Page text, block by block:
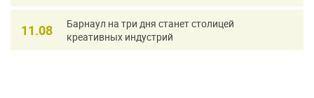
11.08
Барнаул на три дня станет столицей
креативных индустрий